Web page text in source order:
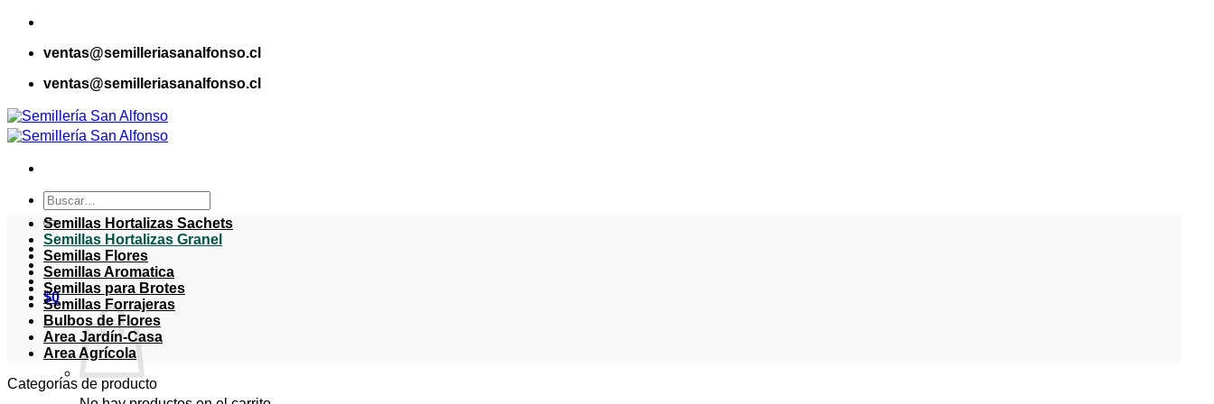
Saltar
contenidoventas@semilleriasanalfonso.cl
ventas@semilleriasanalfonso.cl
Buscar
por:
$0
Semillas Hortalizas Sachets
Semillas Hortalizas Granel
Semillas Flores
Semillas Aromatica
Semillas para Brotes
Semillas Forrajeras
Bulbos de Flores
Area Jardín-Casa
Area Agrícola
Categorías de producto